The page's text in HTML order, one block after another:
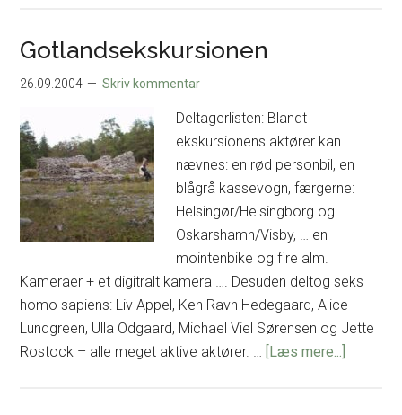
den
på
Nationalmuseet
Gotlandsekskursionen
26.09.2004 Skriv kommentar
Deltagerlisten: Blandt
ekskursionens aktører kan
nævnes: en rød personbil, en
blågrå kassevogn, færgerne:
Helsingør/Helsingborg og
Oskarshamn/Visby, … en
mointenbike og fire alm.
Kameraer + et digitralt kamera …. Desuden deltog seks
homo sapiens: Liv Appel, Ken Ravn Hedegaard, Alice
Lundgreen, Ulla Odgaard, Michael Viel Sørensen og Jette
Rostock – alle meget aktive aktører. … [Læs mere...]